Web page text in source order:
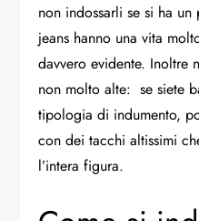
non indossarli se si ha
jeans hanno una vita
davvero evidente. Inoltre
non molto alte: se siete
tipologia di indumento,
con dei tacchi altissimi
l’intera figura.